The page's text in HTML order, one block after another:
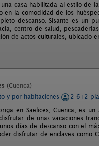
una casa habilitada al estilo de
en la comodidad de los
descanso. Sisante es un
centro de salud,
de actos culturales, ubicado
(Cuenca)
y por habitaciones
2-6+2
en Saelices, Cuenca, es
de unas vacaciones
días de descanso con el
disfrutar de enclaves como